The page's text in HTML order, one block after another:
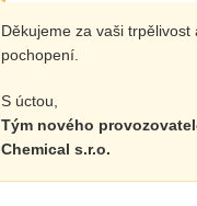
Děkujeme za vaši trpělivost
pochopení.
S úctou,
Tým nového
Chemical s.r.o.